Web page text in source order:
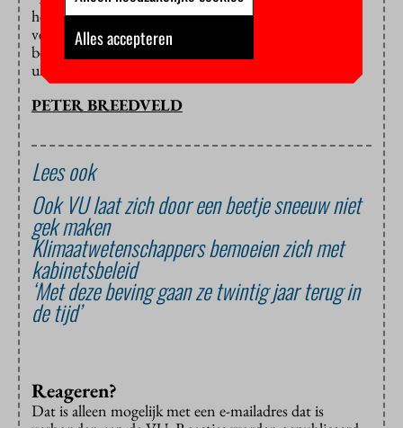
het rapport, maar ik vraag me af of de VU hierna nog
veel zal blijven betekenen. Het Nederlandse
bedrijfsleven zal er wel opspringen en dan speelt een
universiteit toch een dienende rol.”
PETER BREEDVELD
Lees ook
Ook VU laat zich door een beetje sneeuw niet
gek maken
Klimaatwetenschappers bemoeien zich met
kabinetsbeleid
‘Met deze beving gaan ze twintig jaar terug in
de tijd’
Reageren?
Dat is alleen mogelijk met een e-mailadres dat is
Alles accepteren